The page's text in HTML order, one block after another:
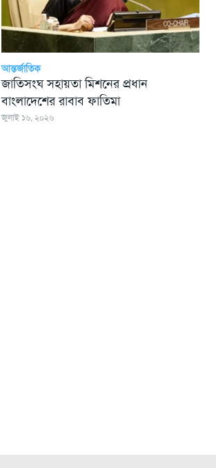
আন্তর্জাতিক
জাতিসংঘ সহায়তা মিশনের প্রধান
বাংলাদেশের রাবাব ফাতিমা
জুলাই ১৬, ২০২৬